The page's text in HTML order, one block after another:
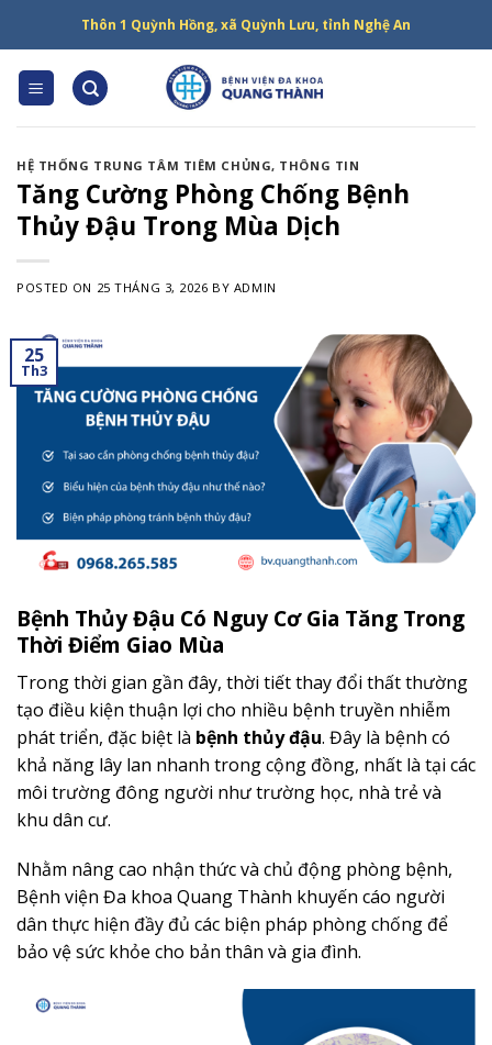
content
Thôn 1 Quỳnh Hồng, xã Quỳnh Lưu, tỉnh Nghệ An
HỆ THỐNG TRUNG TÂM TIÊM CHỦNG, THÔNG TIN
Tăng Cường Phòng Chống Bệnh
Thủy Đậu Trong Mùa Dịch
POSTED ON 25 THÁNG 3, 2026 BY ADMIN
25
Th3
Bệnh Thủy Đậu Có Nguy Cơ Gia Tăng Trong
Thời Điểm Giao Mùa
Trong thời gian gần đây, thời tiết thay đổi thất thường
tạo điều kiện thuận lợi cho nhiều bệnh truyền nhiễm
phát triển, đặc biệt là bệnh thủy đậu. Đây là bệnh có
khả năng lây lan nhanh trong cộng đồng, nhất là tại các
môi trường đông người như trường học, nhà trẻ và
khu dân cư.
Nhằm nâng cao nhận thức và chủ động phòng bệnh,
Bệnh viện Đa khoa Quang Thành khuyến cáo người
dân thực hiện đầy đủ các biện pháp phòng chống để
bảo vệ sức khỏe cho bản thân và gia đình.